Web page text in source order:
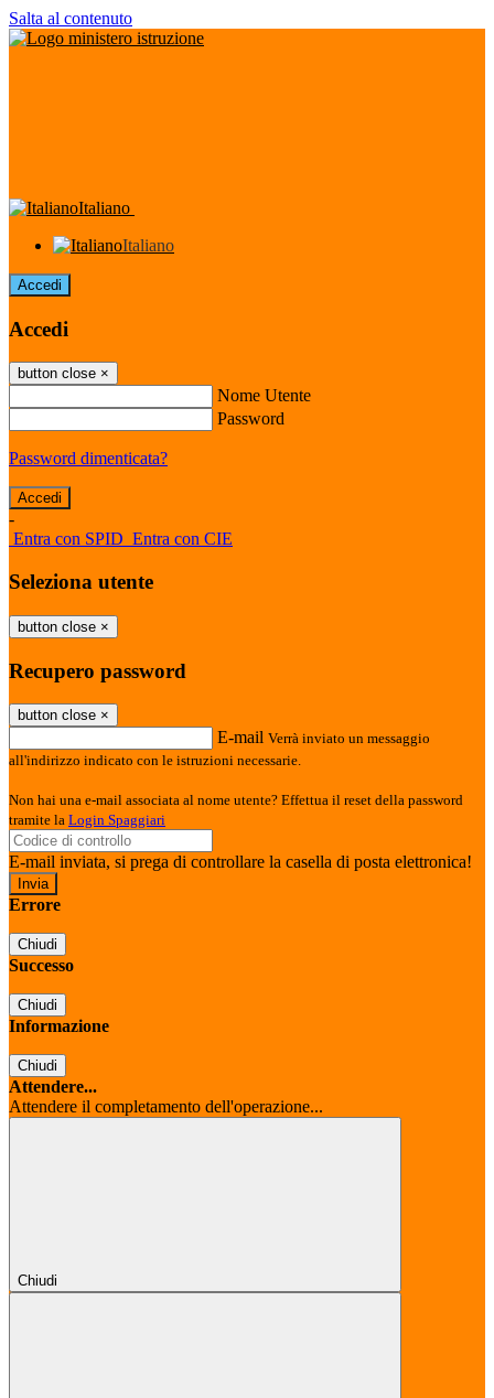
Salta al contenuto
Italiano
Italiano
Accedi
Accedi
button close ×
Nome Utente
Password
Password dimenticata?
-
Entra con SPID Entra con CIE
Seleziona utente
button close ×
Recupero password
button close ×
E-mail Verrà inviato un messaggio
all'indirizzo indicato con le istruzioni necessarie.
Non hai una e-mail associata al nome utente? Effettua il reset della password
tramite la Login Spaggiari
E-mail inviata, si prega di controllare la casella di posta elettronica!
Errore
Chiudi
Successo
Chiudi
Informazione
Chiudi
Attendere...
Attendere il completamento dell'operazione...
Chiudi